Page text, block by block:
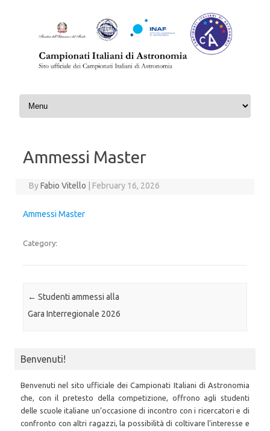
Skip to content
Ammessi Master
ByFabio Vitello February 16, 2026
Ammessi Master
Category:
Post navigation
← Studenti ammessi alla
Gara Interregionale 2026
Benvenuti!
Benvenuti nel sito ufficiale dei Campionati Italiani di Astronomia
che, con il pretesto della competizione, offrono agli studenti
delle scuole italiane un’occasione di incontro con i ricercatori e di
confronto con altri ragazzi, la possibilità di coltivare l’interesse e